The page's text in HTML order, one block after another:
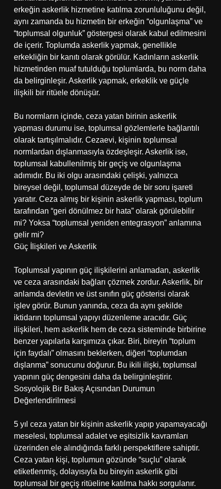
erkeğin askerlik hizmetine katılma zorunluluğunu değil,
aynı zamanda bu hizmetin bir erkeğin “olgunlaşma” ve
“toplumsal olgunluk” göstergesi olarak kabul edilmesini
de içerir. Toplumda askerlik yapmak, genellikle
erkekliğin bir kanıtı olarak görülür. Kadınların askerlik
hizmetinden muaf tutulduğu toplumlarda, bu norm daha
da belirginleşir. Askerlik yapmak, erkeklik ve güçle
ilişkili bir ritüele dönüşür.
Bu normların içinde, ceza yatan birinin askerlik
yapması durumu ise, toplumsal gözlemlerle bağlantılı
olarak tartışılmalıdır. Cezaevi, kişinin toplumsal
normlardan dışlanmasıyla özdeşleşir. Askerlik ise,
toplumsal kabullenilmiş bir geçiş ve olgunlaşma
adımıdır. Bu iki olgu arasındaki çelişki, yalnızca
bireysel değil, toplumsal düzeyde de bir soru işareti
yaratır. Ceza almış bir kişinin askerlik yapması, toplum
tarafından “geri dönülmez bir hata” olarak görülebilir
mi? Yoksa “toplumsal yeniden entegrasyon” anlamına
gelir mi?
Güç İlişkileri ve Askerlik
Toplumsal yapının güç ilişkilerini anlamadan, askerlik
ve ceza arasındaki bağları çözmek zordur. Askerlik, bir
anlamda devletin ve üst sınıfın güç gösterisi olarak
işlev görür. Bunun yanında, ceza da aynı şekilde
iktidarın toplumsal yapıyı düzenleme aracıdır. Güç
ilişkileri, hem askerlik hem de ceza sisteminde birbirine
benzer yapılarla karşımıza çıkar. Biri, bireyin “toplum
için faydalı” olmasını beklerken, diğeri “toplumdan
dışlanma” sonucunu doğurur. Bu ikili ilişki, toplumsal
yapının güç dengesini daha da belirginleştirir.
Sosyolojik Bir Bakış Açısından Durumun
Değerlendirilmesi
5 yıl ceza yatan bir kişinin askerlik yapıp yapamayacağı
meselesi, toplumsal adalet ve eşitsizlik kavramları
üzerinden ele alındığında farklı perspektiflere sahiptir.
Ceza yatan kişi, toplumun gözünde “suçlu” olarak
etiketlenmiş, dolayısıyla bu bireyin askerlik gibi
toplumsal bir geçiş ritüeline katılma hakkı sorgulanır.